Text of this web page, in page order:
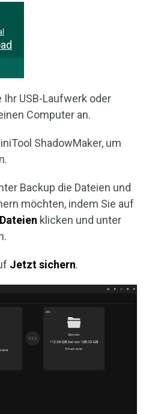
USB-Laufwerk oder
Computer an.
ShadowMaker, um
Backup die Dateien und
möchten, indem Sie auf
klicken und unter
Jetzt sichern.